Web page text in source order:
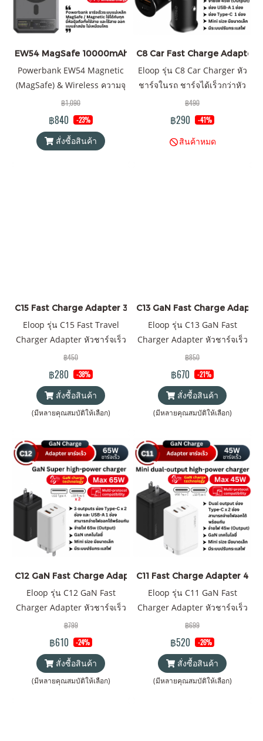
EW54 MagSafe 10000mAh PD20W
Powerbank EW54 Magnetic
(MagSafe) & Wireless ความจุ
10000mAh QC 3.0 | PD 20W
แบตสำรอง ไร้สาย Battery
Pack PowerBank (พาวเวอร์
แบงค์) Wireless Charger
฿1,090
฿840 -23%
สั่งซื้อสินค้า
C8 Car Fast Charge Adapter
Eloop รุ่น C8 Car Charger หัว
ชาร์จในรถ ชาร์จได้เร็วกว่าหัว
ชาร์จทั่วๆไปกว่า 3 เท่า
PD/QC 45W l QC 3.0 l 2 Port
฿490
฿290 -41%
สินค้าหมด
C15 Fast Charge Adapter 30W ราคาส่ง 20 ชิ้น +
Eloop รุ่น C15 Fast Travel
Charger Adapter หัวชาร์จเร็ว
PD 30W Quick Charge 3.0
Wall Charger Adapter
฿450
฿280 -38%
สั่งซื้อสินค้า
(มีหลายคุณสมบัติให้เลือก)
C13 GaN Fast Charge
Eloop รุ่น C13 GaN Fast
Charger Adapter หัวชาร์จเร็ว
PD 65W Quick Charge 3.0
Wall Charger Adapter
฿850
฿670 -21%
สั่งซื้อสินค้า
(มีหลายคุณสมบัติให้เลือก)
C12 GaN Fast Charge Adapter 65W ราคาส่ง 20 ชิ้น +
Eloop รุ่น C12 GaN Fast
Charger Adapter หัวชาร์จเร็ว
PD 65W Quick Charge 4.0
Wall Charger Adapter
฿799
฿610 -24%
สั่งซื้อสินค้า
(มีหลายคุณสมบัติให้เลือก)
C11 Fast Charge Adapter
Eloop รุ่น C11 GaN Fast
Charger Adapter หัวชาร์จเร็ว
PD 45W Quick Charge 4.0
Wall Charger Adapter
฿699
฿520 -26%
สั่งซื้อสินค้า
(มีหลายคุณสมบัติให้เลือก)